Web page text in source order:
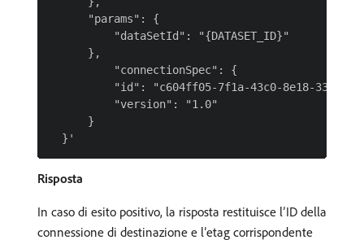
      "params": {
          "dataSetId": "{DATASET_ID}"
      },
          "connectionSpec": {
"id": "c604ff05-7f1a-43c0-8e18-
          "version": "1.0"
      }
Risposta
In caso di esito positivo, la risposta restituisce l’ID della
connessione di destinazione e l’etag corrispondente